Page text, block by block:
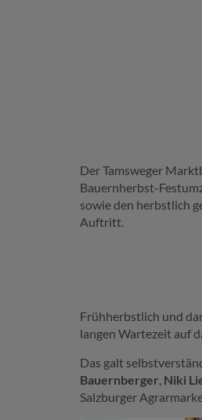
Der Tamsweger
Bauernherbst-
sowie den herbstlich
Auftritt.
Frühherbstlich und
langen Wartezeit auf
Das galt
Bauernberger, Niki
Salzburger